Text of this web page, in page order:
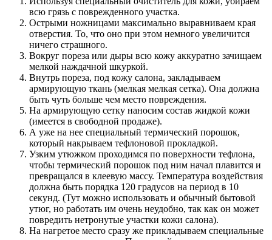
всю грязь с поврежденного участка.
Острыми ножницами максимально выравниваем края
отверстия. То, что оно при этом немного увеличится
ничего страшного.
Вокруг пореза или дыры всю кожу аккуратно зачищаем
мелкой наждачной шкуркой.
Внутрь пореза, под кожу салона, закладываем
армирующую ткань (мелкая мелкая сетка). Она должна
быть чуть больше чем место повреждения.
На армирующую сетку наносим состав жидкой кожи
(имеется в свободной продаже).
А уже на нее специальный термический порошок,
который накрываем тефлоновой прокладкой.
Узким утюжком проходимся по поверхности тефлона,
чтобы термический порошок под ним начал плавится и
превращался в клеевую массу. Температура воздействия
должна быть порядка 120 градусов на период в 10
секунд. (Тут можно использовать и обычный бытовой
утюг, но работать им очень неудобно, так как он может
повредить нетронутые участки кожи салона).
На нагретое место сразу же прикладываем специальные